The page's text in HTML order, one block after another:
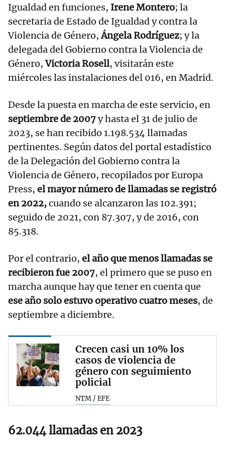
Igualdad en funciones, Irene Montero; la
secretaria de Estado de Igualdad y contra la
Violencia de Género,Ángela Rodríguez; y la
delegada del Gobierno contra la Violencia de
Género,Victoria Rosell, visitarán este
miércoles las instalaciones del 016, en Madrid.
Desde la puesta en marcha de este servicio, en
septiembre de 2007y hasta el 31 de julio de
2023, se han recibido 1.198.534 llamadas
pertinentes. Según datos del portal estadístico
de la Delegación del Gobierno contra la
Violencia de Género, recopilados por Europa
Press, el mayor número de llamadas se registró
en 2022,cuando se alcanzaron las 102.391;
seguido de 2021, con 87.307, y de 2016, con
85.318.
Por el contrario, el año que menos llamadas se
recibieron fue 2007, el primero que se puso en
marcha aunque hay que tener en cuenta que
ese año solo estuvo operativo cuatro meses, de
septiembre a diciembre.
Crecen casi un 10% los
casos de violencia de
género con seguimiento
policial
NTM / EFE
62.044 llamadas en 2023